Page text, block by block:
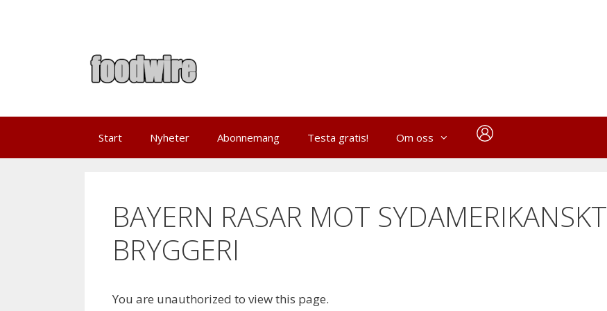
Start Nyheter Abonnemang Testa gratis! Om oss
BAYERN RASAR MOT SYDAMERIKANSKT
BRYGGERI
You are unauthorized to view this page.